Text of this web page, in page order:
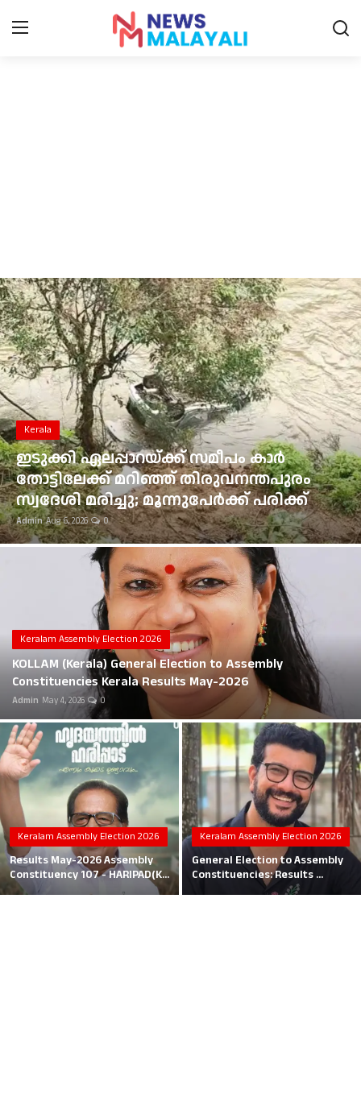
Entertainment
Sports
Food
Gulf News
Loksabha Election 2024
Technology
Health
Jobs Mall
Career
Education
Business
Local News
Earn Money
Tutorials
Malayalam
Kerala
ഇടുക്കി ഏലപ്പാറയ്ക്ക് സമീപം കാർ
തോട്ടിലേക്ക് മറിഞ്ഞ് തിരുവനന്തപുരം
സ്വദേശി മരിച്ചു; മൂന്നുപേർക്ക് പരിക്ക്
Admin Aug 6, 2026 0
Keralam Assembly Election 2026
KOLLAM (Kerala) General Election to Assembly
Constituencies Kerala Results May-2026
Admin May 4, 2026 0
Keralam Assembly Election 2026
Results May-2026 Assembly
Constituency 107 - HARIPAD(K...
Keralam Assembly Election 2026
General Election to Assembly
Constituencies: Results ...